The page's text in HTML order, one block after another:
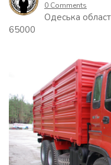
0 Comments
Одеська
65000